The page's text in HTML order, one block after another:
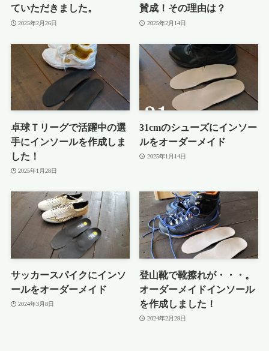
ていただきました。
2025年2月26日
賛成！その理由は？
2025年2月14日
卓球Ｔリーグで活躍中の選
手にインソールを作成しま
した！
2025年1月28日
31cmのシューズにインソー
ルをオーダーメイド
2025年1月14日
サッカースパイクにインソ
ールをオーダーメイド
2024年3月8日
登山靴で靴擦れが・・・。
オーダーメイドインソール
を作成しました！
2024年2月29日